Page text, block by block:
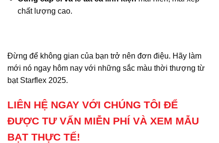
chất lượng cao.
Đừng để không gian của bạn trở nên đơn điệu. Hãy làm
mới nó ngay hôm nay với những sắc màu thời thượng từ
bạt Starflex 2025.
LIÊN HỆ NGAY VỚI CHÚNG TÔI ĐỂ
ĐƯỢC TƯ VẤN MIỄN PHÍ VÀ XEM MẪU
BẠT THỰC TẾ!